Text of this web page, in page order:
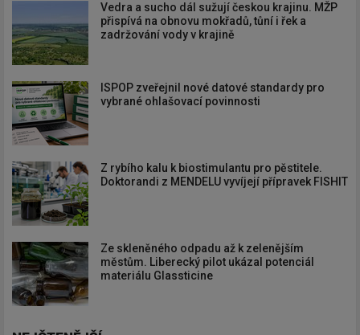
Vedra a sucho dál sužují českou krajinu. MŽP
přispívá na obnovu mokřadů, tůní i řek a
zadržování vody v krajině
ISPOP zveřejnil nové datové standardy pro
vybrané ohlašovací povinnosti
Z rybího kalu k biostimulantu pro pěstitele.
Doktorandi z MENDELU vyvíjejí přípravek FISHIT
Ze skleněného odpadu až k zelenějším
městům. Liberecký pilot ukázal potenciál
materiálu Glassticine